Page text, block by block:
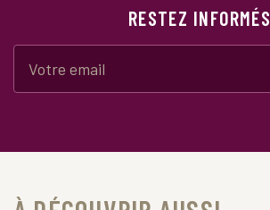
RESTEZ INFORMÉS